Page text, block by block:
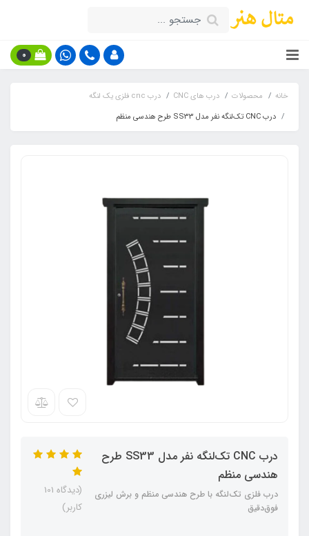
0
خانه محصولات درب های CNC
درب cnc فلزی یک لنگه
درب CNC تک‌لنگه نفر مدل SS33 طرح هندسی منظم
درب CNC تک‌لنگه نفر مدل SS33 طرح
هندسی منظم
درب فلزی تک‌لنگه با طرح هندسی منظم و برش لیزری
فوق‌دقیق
(دیدگاه 101
کاربر)